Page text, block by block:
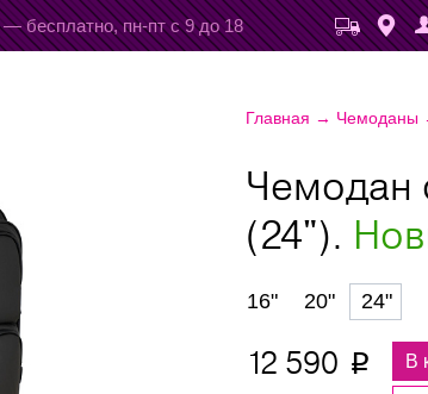
— бесплатно, пн-пт с 9 до 18
Главная → Чемоданы
Чемодан
(24").
16" 20" 24"
12 590 p В